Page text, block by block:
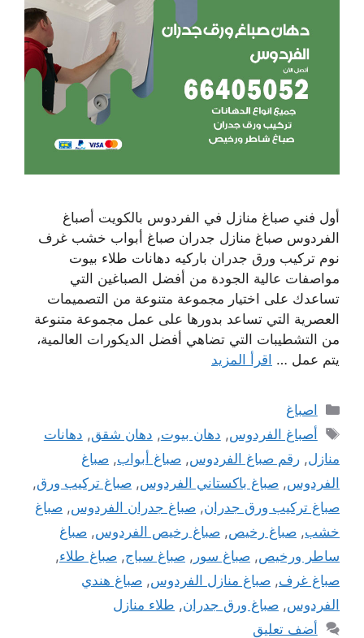
أول فني صباغ منازل في الفردوس بالكويت أصباغ
الفردوس صباغ منازل جدران صباغ أبواب خشب غرف
نوم تركيب ورق جدران باركيه دهانات طلاء بيوت
مواصفات عالية الجودة من أفضل الصباغين التي
تساعدك على اختيار مجموعة متنوعة من التصميمات
العصرية التي تساعد بدورها على عمل مجموعة متنوعة
من التشطيبات التي تضاهي أفضل الديكورات العالمية،
يتم عمل … اقرأ المزيد
التصنيفات
اصباغ
الوسوم
أصباغ الفردوس, دهان بيوت, دهان شقق, دهانات
منازل, رقم صباغ الفردوس, صباغ أبواب, صباغ
الفردوس, صباغ باكستاني الفردوس, صباغ تركيب ورق,
صباغ تركيب ورق جدران, صباغ جدران الفردوس, صباغ
خشب, صباغ رخيص, صباغ رخيص الفردوس, صباغ
ساطر ورخيص, صباغ سور , صباغ سياج, صباغ طلاء,
صباغ غرف, صباغ منازل الفردوس, صباغ هندي
الفردوس, صباغ ورق جدران, طلاء منازل
أضف تعليق